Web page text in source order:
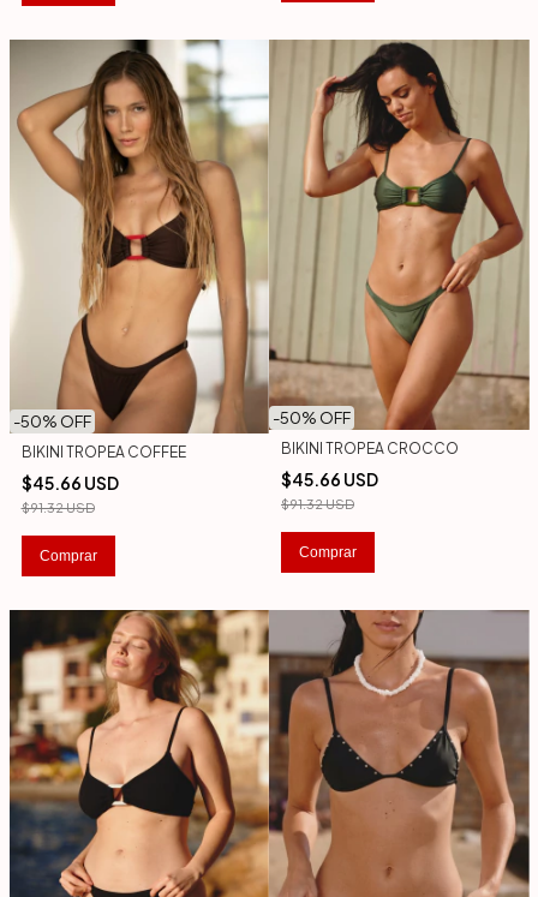
-50% OFF
BIKINI TROPEA COFFEE
$45.66 USD
$91.32 USD
Comprar
-50% OFF
BIKINI TROPEA CROCCO
$45.66 USD
$91.32 USD
Comprar